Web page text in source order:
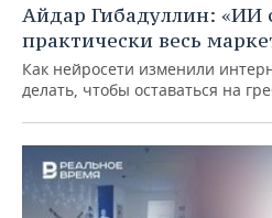
Айдар Гибадуллин: «ИИ
практически весь
Как нейросети изменили
делать, чтобы оставаться на